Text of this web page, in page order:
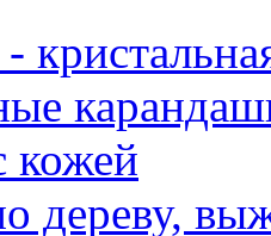
кожей
дереву,